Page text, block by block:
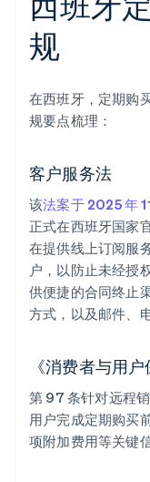
规
在西班牙，定期购
规要点梳理：
客户服务法
该法案于 2025 年
正式在西班牙国家
在提供线上订阅服
户，以防止未经授
供便捷的合同终止
方式，以及邮件、
《消费者与用户
第 97 条针对远程
用户完成定期购买
项附加费用等关键信